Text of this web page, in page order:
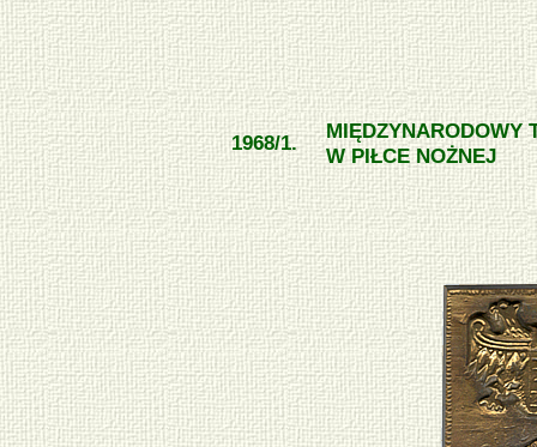
1968/1.
MIĘDZYNARODOWY
W PIŁCE NOŻNEJ